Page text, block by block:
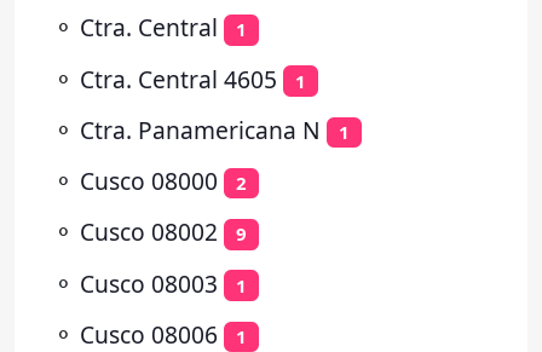
⚬ Ctra. Central 1
⚬ Ctra. Central 4605 1
⚬ Ctra. Panamericana N 1
⚬ Cusco 08000 2
⚬ Cusco 08002 9
⚬ Cusco 08003 1
⚬ Cusco 08006 1